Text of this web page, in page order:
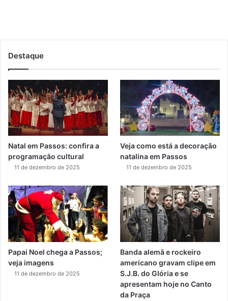
Destaque
Natal em Passos: confira a
programação cultural
11 de dezembro de 2025
Veja como está a decoração
natalina em Passos
11 de dezembro de 2025
Papai Noel chega a Passos;
veja imagens
11 de dezembro de 2025
Banda alemã e rockeiro
americano gravam clipe em
S.J.B. do Glória e se
apresentam hoje no Canto
da Praça